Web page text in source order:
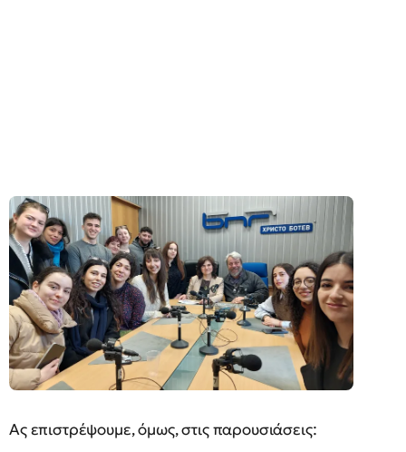
Ας επιστρέψουμε, όμως, στις παρουσιάσεις: